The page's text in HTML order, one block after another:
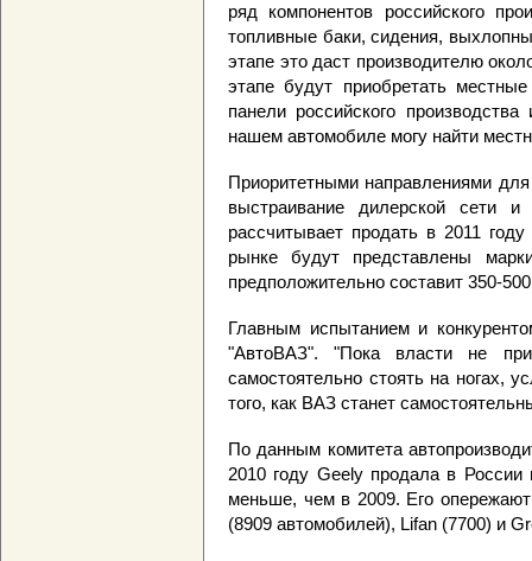
ряд компонентов российского
топливные баки, сидения,
этапе это даст производителю
этапе будут приобретать
панели российского
нашем автомобиле могу найти
Приоритетными направлениями
выстраивание дилерской сети и
рассчитывает продать в 2011
рынке будут представлены
предположительно составит 350-
Главным испытанием и
"АвтоВАЗ". "Пока власти не
самостоятельно стоять на ногах,
того, как ВАЗ станет
По данным комитета
2010 году Geely продала в
меньше, чем в 2009. Его опережают
(8909 автомобилей), Lifan (7700) и